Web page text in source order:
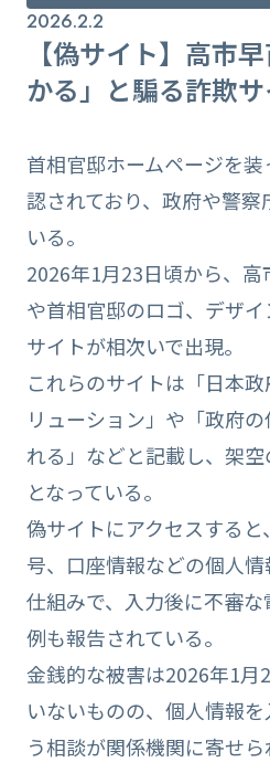
2026.2.2
【偽サイト】高市
かる」と騙る詐欺
首相官邸ホームページを
認されており、政府や警
いる。
2026年1月23日頃から、
や首相官邸のロゴ、デザ
サイトが相次いで出現。
これらのサイトは「日本
リューション」や「政府
れる」などと記載し、架
となっている。
偽サイトにアクセスする
号、口座情報などの個人
仕組みで、入力後に不審
例も報告されている。
金銭的な被害は2026年1月
いないものの、個人情報
う相談が関係機関に寄せら